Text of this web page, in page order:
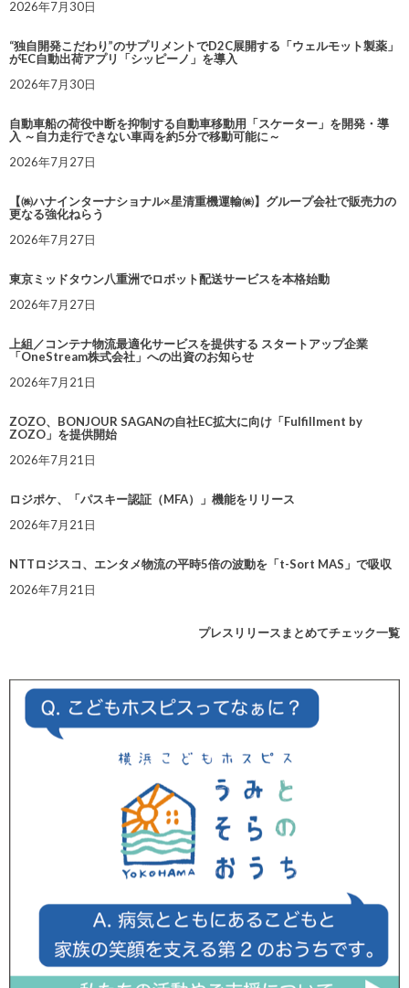
2026年7月30日
“独自開発こだわり”のサプリメントでD2C展開する「ウェルモット製薬」
がEC自動出荷アプリ「シッピーノ」を導入
2026年7月30日
自動車船の荷役中断を抑制する自動車移動用「スケーター」を開発・導
入 ～自力走行できない車両を約5分で移動可能に～
2026年7月27日
【㈱ハナインターナショナル×星清重機運輸㈱】グループ会社で販売力の
更なる強化ねらう
2026年7月27日
東京ミッドタウン八重洲でロボット配送サービスを本格始動
2026年7月27日
上組／コンテナ物流最適化サービスを提供する スタートアップ企業
「OneStream株式会社」への出資のお知らせ
2026年7月21日
ZOZO、BONJOUR SAGANの自社EC拡大に向け「Fulfillment by
ZOZO」を提供開始
2026年7月21日
ロジポケ、「パスキー認証（MFA）」機能をリリース
2026年7月21日
NTTロジスコ、エンタメ物流の平時5倍の波動を「t-Sort MAS」で吸収
2026年7月21日
プレスリリースまとめてチェック一覧